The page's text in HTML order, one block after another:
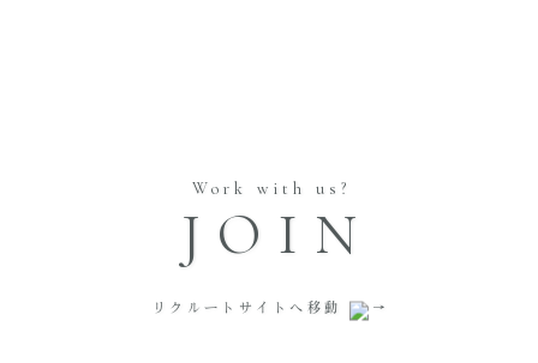
Work with us?
JOIN
リクルートサイトへ移動